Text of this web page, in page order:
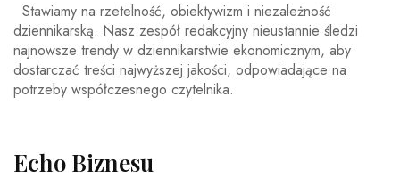
Stawiamy na rzetelność, obiektywizm i niezależność
dziennikarską. Nasz zespół redakcyjny nieustannie śledzi
najnowsze trendy w dziennikarstwie ekonomicznym, aby
dostarczać treści najwyższej jakości, odpowiadające na
potrzeby współczesnego czytelnika.
Echo Biznesu